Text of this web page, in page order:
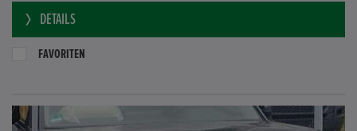
DETAILS
FAVORITEN